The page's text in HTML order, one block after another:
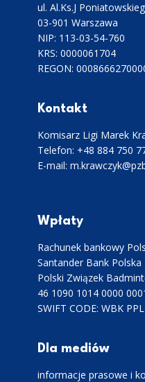
ul. Al.Ks.J
03-901 Warszawa
NIP: 113-03-54-760
KRS: 0000061704
REGON:
Kontakt
Komisarz Ligi Marek
Telefon: +48 884 750
E-mail:
Wpłaty
Rachunek bankowy
Santander Bank Polska
Polski Związek
46 1090 1014 0000
SWIFT CODE: WBK
Dla mediów
informacje prasowe i